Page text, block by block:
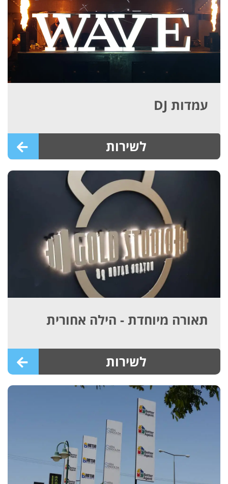
עמדות DJ
לשירות
תאורה מיוחדת - הילה אחורית
לשירות